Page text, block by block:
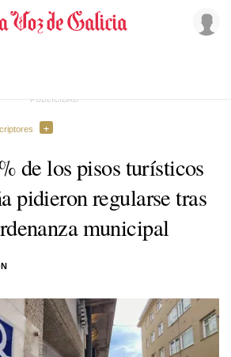
de los pisos turísticos
pidieron regularse tras
municipal